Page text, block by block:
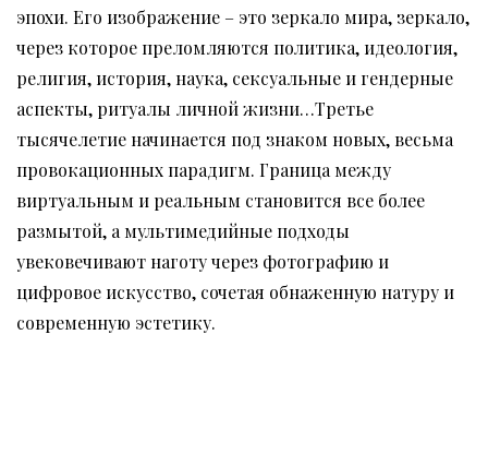
эпохи. Его изображение – это зеркало мира, зеркало,
через которое преломляются политика, идеология,
религия, история, наука, сексуальные и гендерные
аспекты, ритуалы личной жизни…Третье
тысячелетие начинается под знаком новых, весьма
провокационных парадигм. Граница между
виртуальным и реальным становится все более
размытой, а мультимедийные подходы
увековечивают наготу через фотографию и
цифровое искусство, сочетая обнаженную натуру и
современную эстетику.